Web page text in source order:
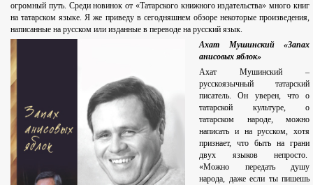
огромный путь. Среди новинок от «Татарского книжного издательства» много книг
на татарском языке. Я же приведу в сегодняшнем обзоре некоторые произведения,
написанные на русском или изданные в переводе на русский язык.
Ахат Мушинский «Запах
анисовых яблок»
Ахат Мушинский –
русскоязычный татарский
писатель. Он уверен, что о
татарской культуре, о
татарском народе, можно
написать и на русском, хотя
признает, что быть на грани
двух языков непросто.
«Можно передать душу
народа, даже если ты пишешь